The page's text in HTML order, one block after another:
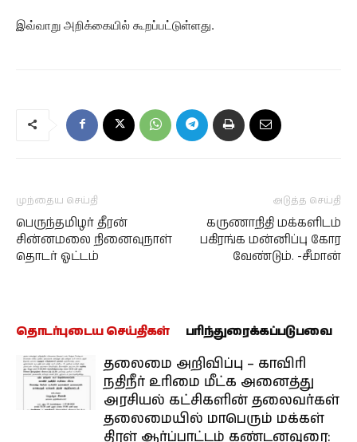
இவ்வாறு அறிக்கையில் கூறப்பட்டுள்ளது.
முந்தைய செய்தி
பெருந்தமிழர் தீரன்
சின்னமலை நினைவுநாள்
தொடர் ஓட்டம்
அடுத்த செய்தி
கருணாநிதி மக்களிடம்
பகிரங்க மன்னிப்பு கோர
வேண்டும். -சீமான்
தொடர்புடைய செய்திகள் பரிந்துரைக்கப்படுபவை
தலைமை அறிவிப்பு – காவிரி
நதிநீர் உரிமை மீட்க அனைத்து
அரசியல் கட்சிகளின் தலைவர்கள்
தலைமையில் மாபெரும் மக்கள்
திரள் ஆர்ப்பாட்டம் கண்டனவுரை: